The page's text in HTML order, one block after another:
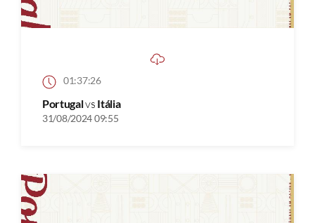
01:37:26
Portugalvs Itália
31/08/2024 09:55